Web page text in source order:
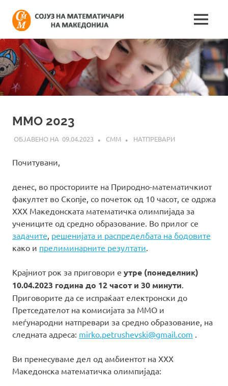
content
на
на
информации
поврзани
со
работата
на
MENU
ММО 2023
09.04.2023 СММ НАТПРЕВАРИ
Почитувани,
денес, во просториите на Природно-математичкиот
факултет во Скопје, со почеток од 10 часот, се одржа
XXX Македонската математичка олимпијада за
учениците од средно образование. Во прилог се
задачите решенијата и распределбата на бодовите
како и прелиминарните резултати
Крајниот рок за приговори е утре (понеделник)
10.04.2023 година до 12 часот и 30 минути
Приговорите да се испраќаат електронски до
Претседателот на комисијата за ММО и
меѓународни натпревари за средно образование, на
следната адреса: mirko.petrushevski@gmail.com
Ви пренесуваме дел од амбиентот на XXX
Македонска математичка олимпијада: